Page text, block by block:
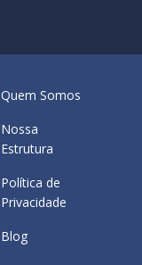
Quem Somos
Nossa
Estrutura
Política de
Privacidade
Blog